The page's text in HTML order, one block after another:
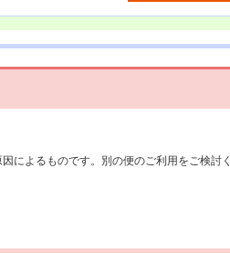
によるものです。別の便のご利用をご検討く